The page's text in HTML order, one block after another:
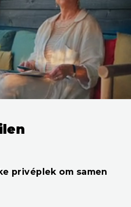
privéplek om samen